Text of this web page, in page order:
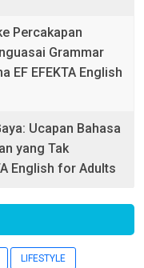
Percakapan
Grammar
EF EFEKTA English
Ucapan Bahasa
yang Tak
English for Adults
LIFESTYLE